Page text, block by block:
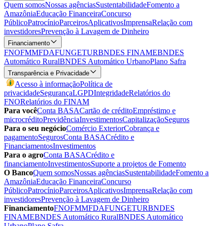
Quem somosNossas agênciasSustentabilidadeFomento a
AmazôniaEducação FinanceiraConcurso
PúblicoPatrocínioParceirosAplicativosImprensaRelação com
investidoresPrevenção à Lavagem de Dinheiro
Financiamento
FNOFMMFDAFUNGETURBNDES FINAMEBNDES
Automático RuralBNDES Automático UrbanoPlano Safra
Transparência e Privacidade
Acesso à informaçãoPolítica de
privacidadeSegurançaLGPDIntegridadeRelatórios do
FNORelatórios do FINAM
Para vocêConta BASACartão de créditoEmpréstimo e
microcréditoPrevidênciaInvestimentosCapitalizaçãoSeguros
Para o seu negócioComércio ExteriorCobrança e
pagamentoSegurosConta BASACrédito e
FinanciamentosInvestimentos
Para o agroConta BASACrédito e
financiamentoInvestimentosSuporte a projetos de Fomento
O BancoQuem somosNossas agênciasSustentabilidadeFomento a
AmazôniaEducação FinanceiraConcurso
PúblicoPatrocínioParceirosAplicativosImprensaRelação com
investidoresPrevenção à Lavagem de Dinheiro
FinanciamentoFNOFMMFDAFUNGETURBNDES
FINAMEBNDES Automático RuralBNDES Automático